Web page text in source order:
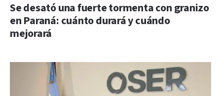
Se desató una fuerte tormenta con granizo
en Paraná: cuánto durará y cuándo
mejorará